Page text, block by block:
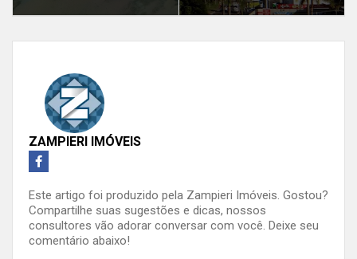
ZAMPIERI IMÓVEIS
Este artigo foi produzido pela Zampieri Imóveis. Gostou?
Compartilhe suas sugestões e dicas, nossos
consultores vão adorar conversar com você. Deixe seu
comentário abaixo!